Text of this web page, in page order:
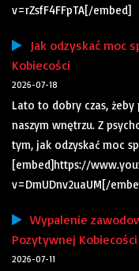
v=rZsfF4FFpTA[/embed]
Jak odzyskać moc
Kobiecości
2026-07-18
Lato to dobry czas,
naszym wnętrzu. Z
tym, jak odzyskać moc
[embed]https://
v=DmUDnv2uaUM[/
Wypalenie
Pozytywnej Kobiecości
2026-07-11